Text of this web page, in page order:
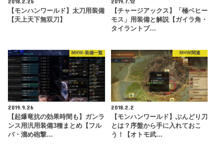
【モンハンワールド】太刀用装備
【天上天下無双刀】
【チャージアックス】「極ベヒー
モス」用装備と解説【ガイラ角・
タイラントブ…
MHW-装備一覧
2019.9.26
【起爆竜抗の効果時間も】ガンラ
ンス用汎用装備3種まとめ【フル
バ・溜め砲撃…
MHW関連
2018.2.2
【モンハンワールド】ぶんどり刀
とは？序盤から手に入れておこ
う！【オトモ武…